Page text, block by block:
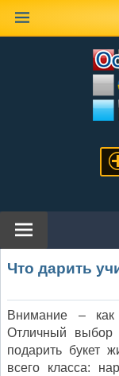
Что дарить
Внимание – как
Отличный выбор
подарить букет
всего класса: